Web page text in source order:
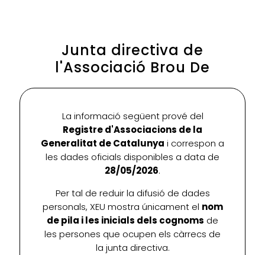
Junta directiva de
l'Associació Brou De
La informació següent prové del
Registre d'Associacions de la
Generalitat de Catalunya i correspon a
les dades oficials disponibles a data de
28/05/2026.
Per tal de reduir la difusió de dades
personals, XEU mostra únicament el nom
de pila i les inicials dels cognoms de
les persones que ocupen els càrrecs de
la junta directiva.